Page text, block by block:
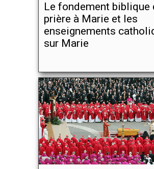
Le fondement biblique
prière à Marie et les
enseignements
sur Marie